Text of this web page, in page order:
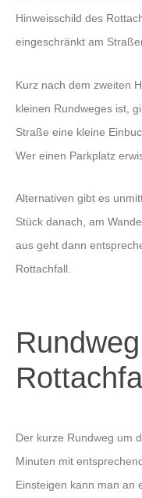
Hinweisschild des
eingeschränkt am
Kurz nach dem zweiten
kleinen Rundweges ist,
Straße eine kleine
Wer einen Parkplatz
Alternativen gibt es
Stück danach, am
aus geht dann
Rottachfall.
Der kurze Rundweg um
Minuten mit
Einsteigen kann man an